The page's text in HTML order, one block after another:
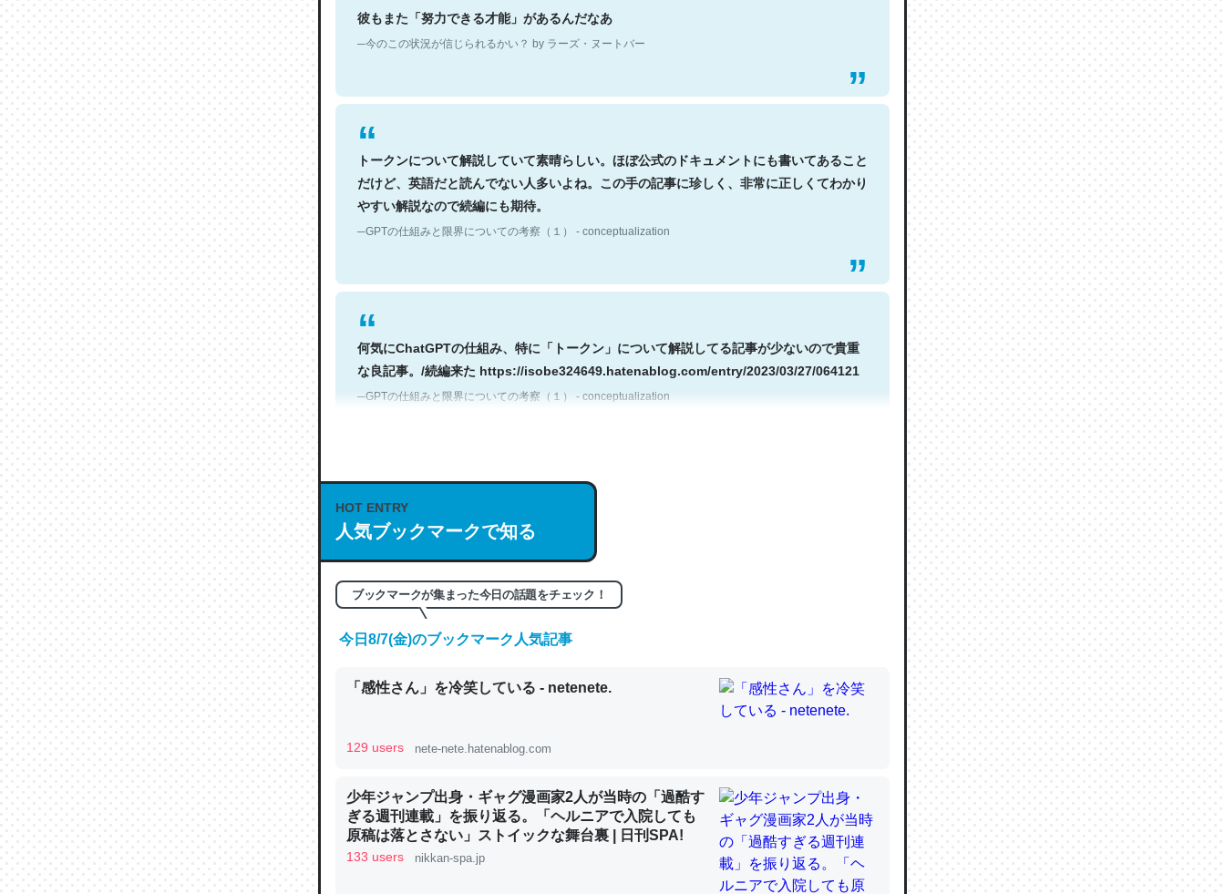
─今のこの状況が信じられるかい？ by ラーズ・ヌートバー
トークンについて解説していて素晴らしい。ほぼ公式のドキュメントにも書いてあること
だけど、英語だと読んでない人多いよね。この手の記事に珍しく、非常に正しくてわかり
やすい解説なので続編にも期待。
─GPTの仕組みと限界についての考察（１） - conceptualization
何気にChatGPTの仕組み、特に「トークン」について解説してる記事が少ないので貴重
な良記事。/続編来た https://isobe324649.hatenablog.com/entry/2023/03/27/064121
─GPTの仕組みと限界についての考察（１） - conceptualization
これは良記事。32768トークンだと英語小説100ページ分くらい。小説でいう「ずっと前
の伏線」は回収されないけど、短期記憶というには多い分量。進化すればするほど分かり
やすく強くなりそう
─GPTの仕組みと限界についての考察（１） - conceptualization
昆虫ってカルシウム少ないのか。知らんかった。調べたらコオロギのカルシウム分はエビ
論文では「淡水はカルシウムも酸素も不足してて両方に不利だから両方が拮抗してるので
は」とあって面白い。海にいる鋏角類（カブトガニ・ウミグモ）はカルシウムを使わずキ
HOT ENTRY
人気ブックマークで知る
ブックマークが集まった今日の話題をチェック！
今日8/7(金)のブックマーク人気記事
「感性さん」を冷笑している - netenete.
129 users nete-nete.hatenablog.com
少年ジャンプ出身・ギャグ漫画家2人が当時の「過酷す
ぎる週刊連載」を振り返る。「ヘルニアで入院しても
原稿は落とさない」ストイックな舞台裏 | 日刊SPA!
133 users nikkan-spa.jp